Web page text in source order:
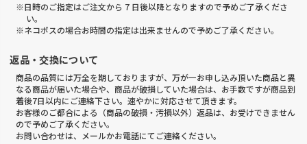
※日時のご指定はご注文から 7 日後以降となりますので予めご了承くださ
い。
※ネコポスの場合お時間の指定は出来ませんので予めご了承ください。
返品・交換について
商品の品質には万全を期しておりますが、万が一お申し込み頂いた商品と異
なる商品が届いた場合や、商品が破損していた場合は、お手数ですが商品到
着後7日以内にご連絡下さい。速やかに対応させて頂きます。
お客様のご都合による（商品の破損・汚損以外）返品は、お受けできません
ので予めご了承ください。
お問い合わせは、メールかお電話にてご連絡ください。